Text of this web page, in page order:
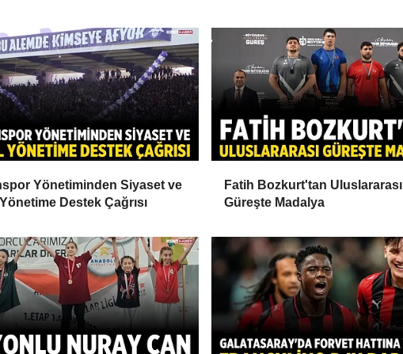
Yönetiminden Siyaset ve
Destek Çağrısı
Fatih Bozkurt'tan Uluslararası
Güreşte Madalya